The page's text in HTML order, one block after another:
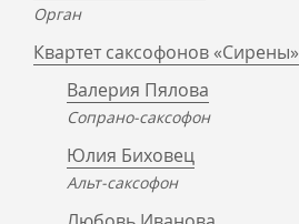
Орган
Квартет саксофонов «Сирены»
Валерия Пялова
Сопрано-саксофон
Юлия Биховец
Альт-саксофон